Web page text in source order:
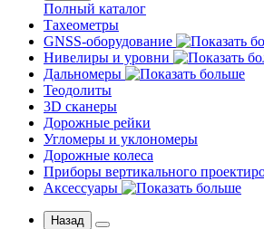
Полный каталог
Тахеометры
GNSS-оборудование
Нивелиры и уровни
Дальномеры
Теодолиты
3D сканеры
Дорожные рейки
Угломеры и уклономеры
Дорожные колеса
Приборы вертикального
Аксессуары
Назад